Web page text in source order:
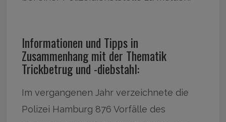
Informationen und Tipps in
Zusammenhang mit der Thematik
Trickbetrug und -diebstahl:
Im vergangenen Jahr verzeichnete die
Polizei Hamburg 876 Vorfälle des